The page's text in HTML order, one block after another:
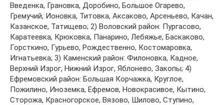
Введенка, Грановка, Доробино, Большое Огарево,
Гремучий, Ионовка, Титовка, Аксаково, Арсеньево, Качан,
Казанское, Татищево; 2) Воловский район: Пургасово,
Каратеевка, Крюковка, Панарино, Лебяжье, Баскаково,
Горсткино, Гурьево, Рождественно, Костомаровка,
Игнатьевка; 3) Каменский район: Филоновка, Кадное,
Верхний Изрог, Нижний Изрог, Яблонево, Закопы; 4)
Ефремовский район: Большая Корчажка, Круглое,
Пожилино, Иноземка, Ефремов, Новокрасивое, Кытино,
Сторожа, Красногорское, Вязово, Шилово, Ступино,